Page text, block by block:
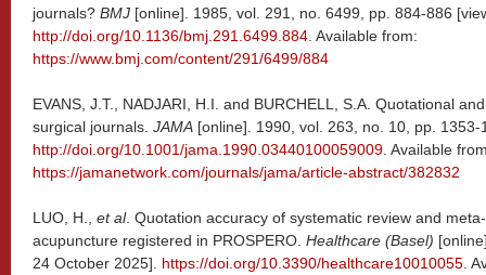
journals? BMJ [online]. 1985, vol. 291, no. 6499, pp. 884-886
http://doi.org/10.1136/bmj.291.6499.884 . Available from:
https://www.bmj.com/content/291/6499/884
EVANS, J.T., NADJARI, H.I. and BURCHELL, S.A. Quotational
surgical journals. JAMA [online]. 1990, vol. 263, no. 10, pp.
http://doi.org/10.1001/jama.1990.03440100059009 . Available
https://jamanetwork.com/journals/jama/article-abstract/382832
LUO, H., et al. Quotation accuracy of systematic review and
acupuncture registered in PROSPERO. Healthcare (Basel)
24 October 2025]. https://doi.org/10.3390/healthcare10010055 .